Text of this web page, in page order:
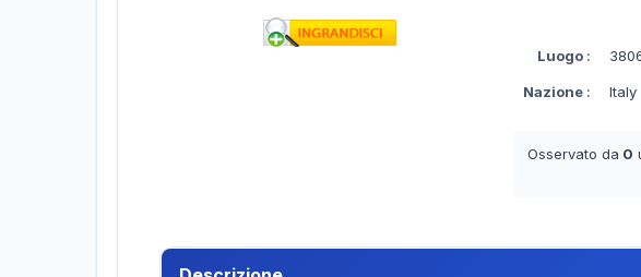
Luogo :
Nazione : Italy
Osservato da 0